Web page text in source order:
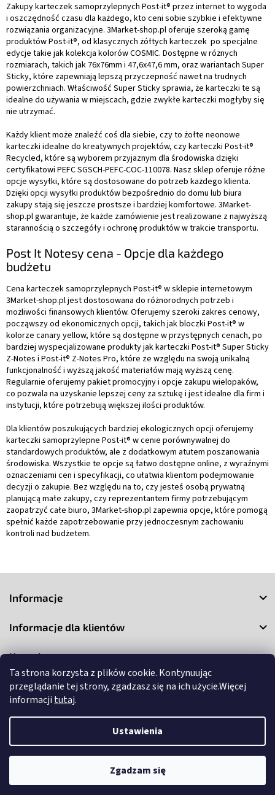
Ta strona korzysta z plików cookie. Kontynuując
przeglądanie tej strony, zgadzasz się na ich użycie.Więcej
informacji tutaj.
Ustawienia
Zgadzam się
Zakupy karteczek samoprzylepnych Post-it® przez internet to wygoda
i oszczędność czasu dla każdego, kto ceni sobie szybkie i efektywne
rozwiązania organizacyjne. 3Market-shop.pl oferuje szeroką gamę
produktów Post-it®, od klasycznych żółtych karteczek po specjalne
edycje takie jak kolekcja kolorów COSMIC. Dostępne w różnych
rozmiarach, takich jak 76x76mm i 47,6x47,6 mm, oraz wariantach Super
Sticky, które zapewniają lepszą przyczepność nawet na trudnych
powierzchniach. Właściwość Super Sticky sprawia, że karteczki te są
idealne do używania w miejscach, gdzie zwykłe karteczki mogłyby się
nie utrzymać.
Każdy klient może znaleźć coś dla siebie, czy to żołte neonowe
karteczki idealne do kreatywnych projektów, czy karteczki Post-it®
Recycled, które są wyborem przyjaznym dla środowiska dzięki
certyfikatowi PEFC SGSCH-PEFC-COC-110078. Nasz sklep oferuje różne
opcje wysyłki, które są dostosowane do potrzeb każdego klienta.
Dzięki opcji wysyłki produktów bezpośrednio do domu lub biura
zakupy stają się jeszcze prostsze i bardziej komfortowe. 3Market-
shop.pl gwarantuje, że każde zamówienie jest realizowane z najwyższą
starannością o szczegóły i ochronę produktów w trakcie transportu.
Post It Notesy cena - Opcje dla każdego
budżetu
Cena karteczek samoprzylepnych Post-it® w sklepie internetowym
3Market-shop.pl jest dostosowana do różnorodnych potrzeb i
możliwości finansowych klientów. Oferujemy szeroki zakres cenowy,
począwszy od ekonomicznych opcji, takich jak bloczki Post-it® w
kolorze canary yellow, które są dostępne w przystępnych cenach, po
bardziej wyspecjalizowane produkty jak karteczki Post-it® Super Sticky
Z-Notes i Post-it® Z-Notes Pro, które ze względu na swoją unikalną
funkcjonalność i wyższą jakość materiałów mają wyższą cenę.
Regularnie oferujemy pakiet promocyjny i opcje zakupu wielopaków,
co pozwala na uzyskanie lepszej ceny za sztukę i jest idealne dla firm i
instytucji, które potrzebują większej ilości produktów.
Dla klientów poszukujących bardziej ekologicznych opcji oferujemy
karteczki samoprzylepne Post-it® w cenie porównywalnej do
standardowych produktów, ale z dodatkowym atutem poszanowania
środowiska. Wszystkie te opcje są łatwo dostępne online, z wyraźnymi
oznaczeniami cen i specyfikacji, co ułatwia klientom podejmowanie
decyzji o zakupie. Bez względu na to, czy jesteś osobą prywatną
planującą małe zakupy, czy reprezentantem firmy potrzebującym
zaopatrzyć całe biuro, 3Market-shop.pl zapewnia opcje, które pomogą
spełnić każde zapotrzebowanie przy jednoczesnym zachowaniu
kontroli nad budżetem.
Informacje
Informacje dla klientów
Kontakt
Opracował Shoptet
ustawienia plików cookie